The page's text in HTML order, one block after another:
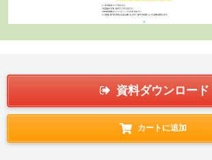
資料ダウンロード
カートに追加